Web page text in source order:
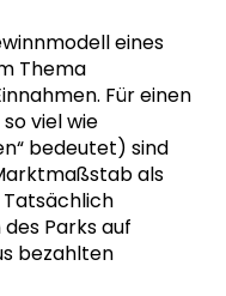
eines
Thema
Für einen
viel wie
bedeutet) sind
als
Tatsächlich
Parks auf
bezahlten